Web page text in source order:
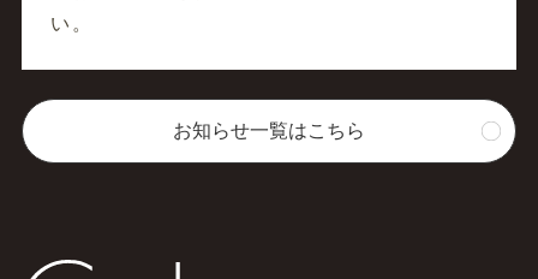
い。
お知らせ一覧はこちら